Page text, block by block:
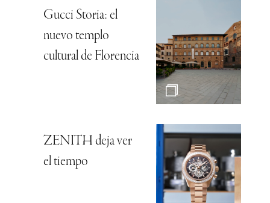
Gucci Storia: el
nuevo templo
cultural de Florencia
ZENITH deja ver
el tiempo